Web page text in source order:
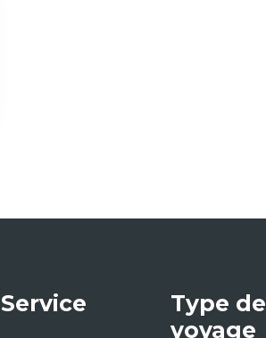
Service
Type de
voyage